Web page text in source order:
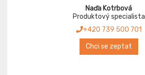
Naďa Kotrbová
Produktový specialista
+420 739 500 701
Chci se zeptat